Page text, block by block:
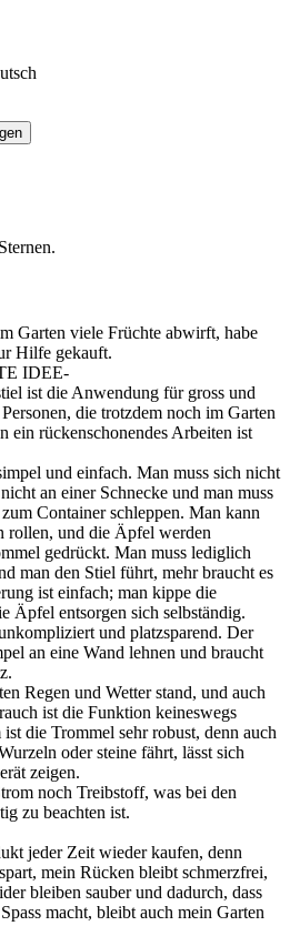
Garten viele Früchte abwirft, habe
Hilfe gekauft.
IDEE-
ist die Anwendung für gross und
die trotzdem noch im Garten
ein rückenschonendes Arbeiten ist
und einfach. Man muss sich nicht
an einer Schnecke und man muss
Container schleppen. Man kann
rollen, und die Äpfel werden
gedrückt. Man muss lediglich
man den Stiel führt, mehr braucht es
ist einfach; man kippe die
Äpfel entsorgen sich selbständig.
und platzsparend. Der
an eine Wand lehnen und braucht
Regen und Wetter stand, und auch
ist die Funktion keineswegs
die Trommel sehr robust, denn auch
oder steine fährt, lässt sich
zeigen.
noch Treibstoff, was bei den
zu beachten ist.
jeder Zeit wieder kaufen, denn
mein Rücken bleibt schmerzfrei,
bleiben sauber und dadurch, dass
macht, bleibt auch mein Garten